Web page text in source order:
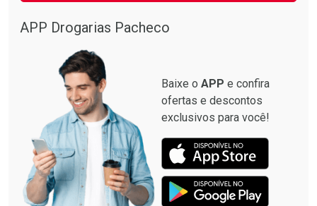
APP Drogarias Pacheco
Baixe o APP e confira
ofertas e descontos
exclusivos para você!